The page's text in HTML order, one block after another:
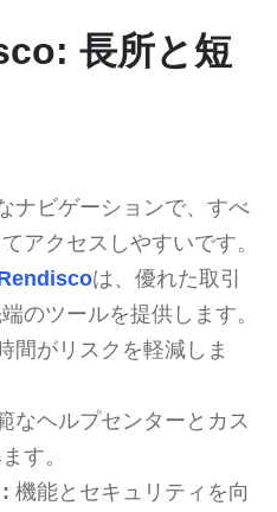
長所と短
ナビゲーションで、すべ
アクセスしやすいです。
は、優れた取引
のツールを提供します。
間がリスクを軽減しま
なヘルプセンターとカス
す。
機能とセキュリティを向